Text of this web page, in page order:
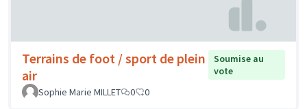
Terrains de foot / sport de plein
air
Soumise au
vote
Sophie Marie MILLET
0 0